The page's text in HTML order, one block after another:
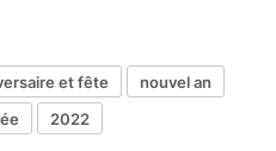
et fête
nouvel an
2022